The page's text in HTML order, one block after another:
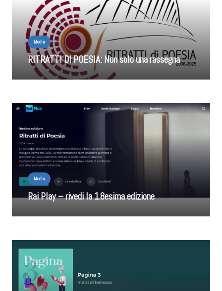
Media
RITRATTI DI POESIA: Non solo una rassegna
Media
Rai Play – rivedi la 18esima edizione